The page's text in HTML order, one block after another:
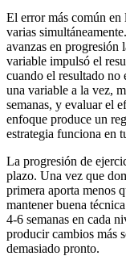
El error más común en
varias
avanzas en progresión
variable impulsó el
cuando el resultado no
una variable a la vez,
semanas, y evaluar el
enfoque produce un
estrategia funciona en
La progresión de
plazo. Una vez que
primera aporta menos
mantener buena
4-6 semanas en cada
producir cambios más
demasiado pronto.